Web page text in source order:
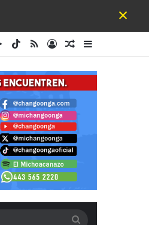
Powered by SendPulse
×
Google Play
TikTok
RSSAccesoPublicación al
Barra lateral